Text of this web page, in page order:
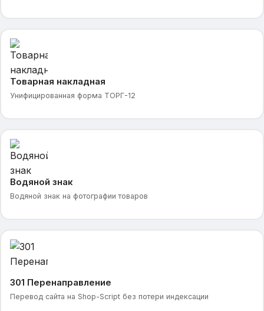
Товарная накладная
Унифицированная форма ТОРГ-12
Водяной знак
Водяной знак на фотографии товаров
301 Перенаправление
Перевод сайта на Shop-Script без потери индексации